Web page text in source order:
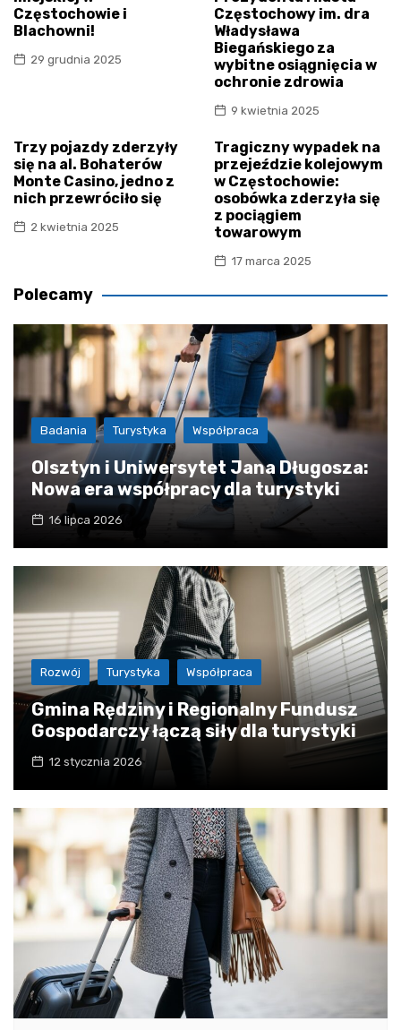
Częstochowie i
Blachowni!
29 grudnia 2025
Częstochowy im. dra
Władysława
Biegańskiego za
wybitne osiągnięcia w
ochronie zdrowia
9 kwietnia 2025
Trzy pojazdy zderzyły
się na al. Bohaterów
Monte Casino, jedno z
nich przewróciło się
2 kwietnia 2025
Tragiczny wypadek na
przejeździe kolejowym
w Częstochowie:
osobówka zderzyła się
z pociągiem
towarowym
17 marca 2025
Polecamy
Badania Turystyka Współpraca
Olsztyn i Uniwersytet Jana Długosza:
Nowa era współpracy dla turystyki
16 lipca 2026
Rozwój Turystyka Współpraca
Gmina Rędziny i Regionalny Fundusz
Gospodarczy łączą siły dla turystyki
12 stycznia 2026